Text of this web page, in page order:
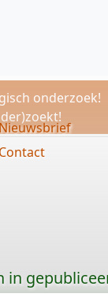
onderzoek!
Nieuwsbrief
Contact
in